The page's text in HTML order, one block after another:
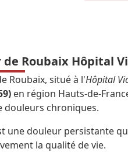
Roubaix Hôpital
Roubaix, situé à l'Hôpital
en région Hauts-de-
douleurs chroniques.
une douleur persistante
la qualité de vie.